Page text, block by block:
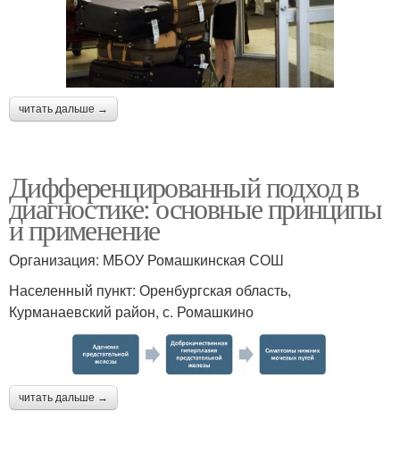
читать дальше →
Дифференцированный подход в
диагностике: основные принципы
и применение
Организация: МБОУ Ромашкинская СОШ
Населенный пункт: Оренбургская область,
Курманаевский район, с. Ромашкино
читать дальше →